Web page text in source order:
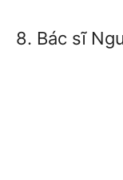
8. Bác sĩ